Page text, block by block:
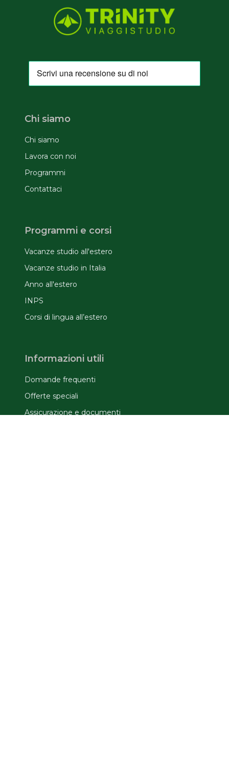
Chi siamo
Chi siamo
Lavora con noi
Programmi
Contattaci
Programmi e corsi
Vacanze studio all'estero
Vacanze studio in Italia
Anno all'estero
INPS
Corsi di lingua all’estero
Informazioni utili
Domande frequenti
Offerte speciali
Assicurazione e documenti